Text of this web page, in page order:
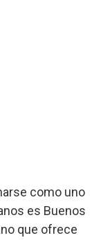
como uno
es Buenos
que ofrece